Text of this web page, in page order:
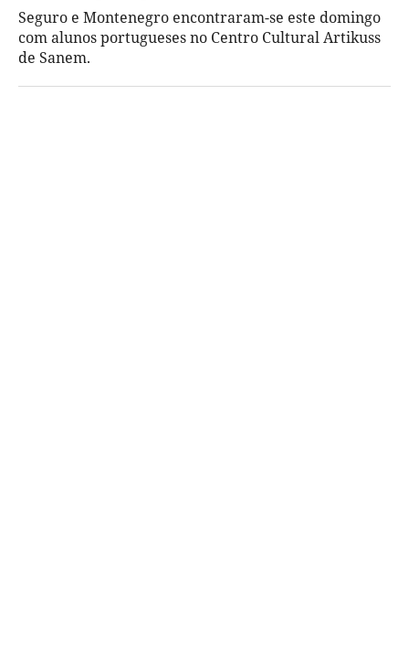
Seguro e Montenegro encontraram-se este domingo
com alunos portugueses no Centro Cultural Artikuss
de Sanem.